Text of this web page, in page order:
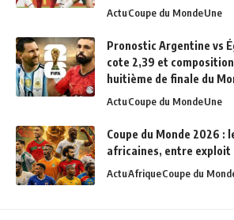
ActuCoupe du MondeUne
Pronostic Argentine vs
cote 2,39 et
huitième de finale du
ActuCoupe du MondeUne
Coupe du Monde 2026 :
africaines, entre exploit
ActuAfriqueCoupe du